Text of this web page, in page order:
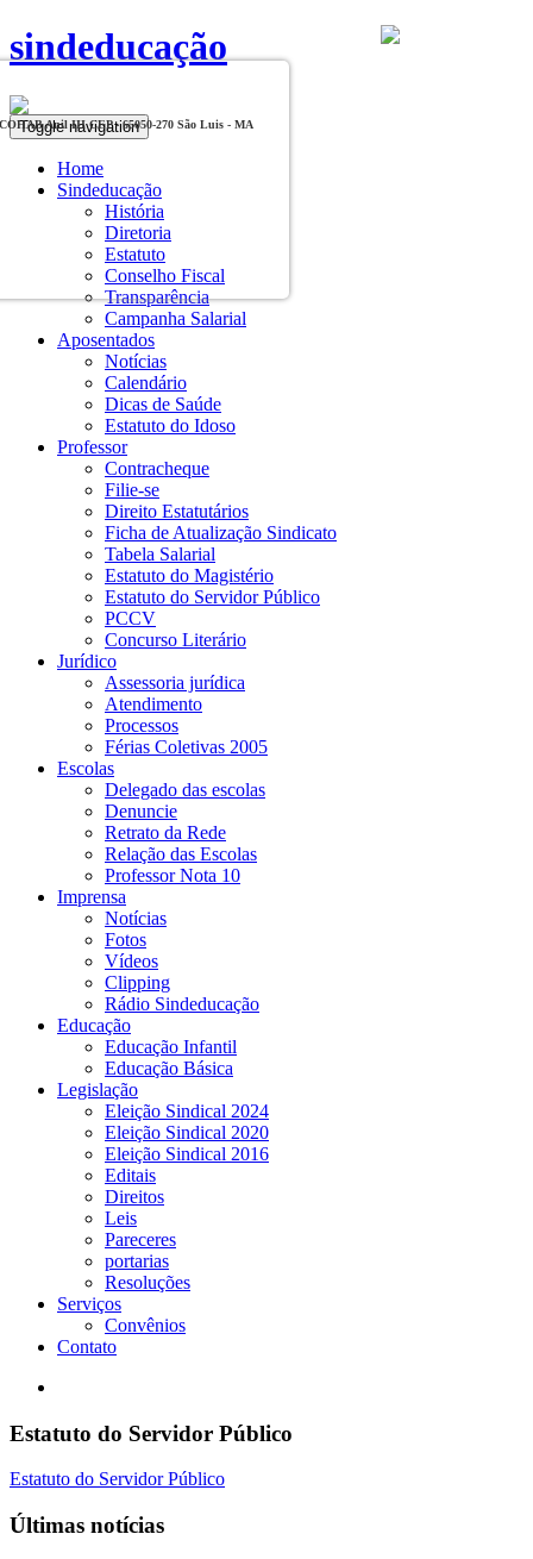
sindeducação
Toggle navigation
Home
Sindeducação
História
Diretoria
Estatuto
Conselho Fiscal
Transparência
Campanha Salarial
Aposentados
Notícias
Calendário
Dicas de Saúde
Estatuto do Idoso
Professor
Contracheque
Filie-se
Direito Estatutários
Ficha de Atualização Sindicato
Tabela Salarial
Estatuto do Magistério
Estatuto do Servidor Público
PCCV
Concurso Literário
Jurídico
Assessoria jurídica
Atendimento
Processos
Férias Coletivas 2005
Escolas
Delegado das escolas
Denuncie
Retrato da Rede
Relação das Escolas
Professor Nota 10
Imprensa
Notícias
Fotos
Vídeos
Clipping
Rádio Sindeducação
Educação
Educação Infantil
Educação Básica
Legislação
Eleição Sindical 2024
Eleição Sindical 2020
Eleição Sindical 2016
Editais
Direitos
Leis
Pareceres
portarias
Resoluções
Serviços
Convênios
Contato
Estatuto do Servidor Público
Estatuto do Servidor Público
Últimas notícias
COHAB Anil III CEP - 65050-270 São Luis - MA